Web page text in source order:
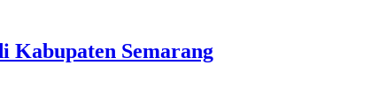
Kabupaten Semarang